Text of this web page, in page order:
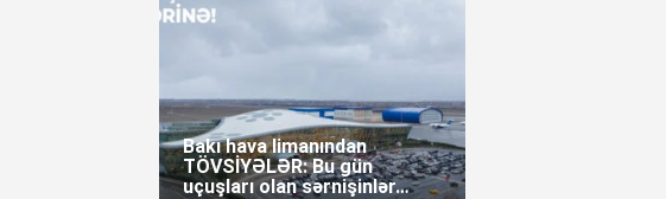
Bakı hava limanından
TÖVSİYƏLƏR: Bu gün
uçuşları olan sərnişinlər…